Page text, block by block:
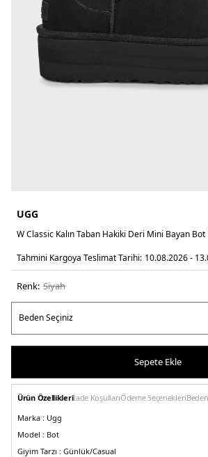
UGG
W Classic Kalın Taban Hakiki Deri Mini Bayan Bot
Tahmini Kargoya Teslimat Tarihi: 10.08.2026 -
Renk: si̇yah
Sepete Ekle
Ürün Özellikleriİade KoşullarıÖdeme Seçenekleri
Marka : Ugg
Model : Bot
Giyim Tarzı : Günlük/Casual